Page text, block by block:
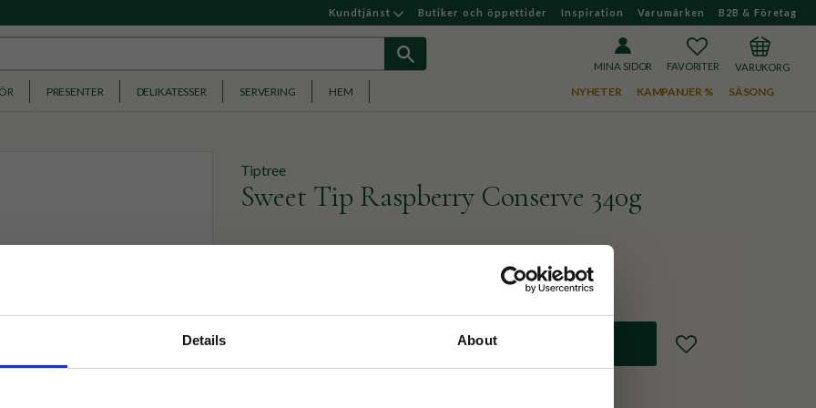
Details About
Kundtjänst Butiker och öppettider Inspiration Varumärken B2B & Företag
MINA SIDOR
FAVORITERKUNDVAGN
PRESENTER DELIKATESSER SERVERING HEM NYHETER KAMPANJER % SÄSONG
Tiptree
Sweet Tip Raspberry Conserve 340g
Lägg till i favoriter